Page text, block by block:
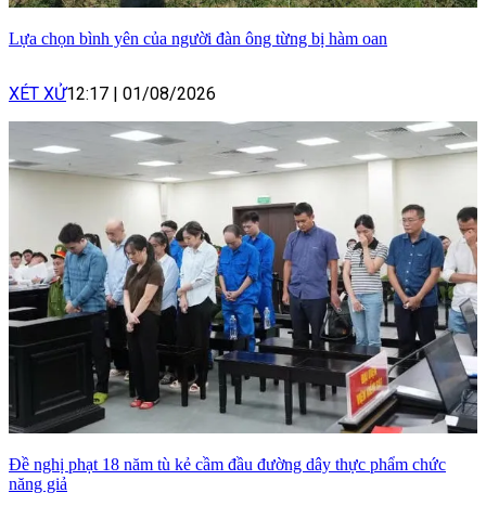
Lựa chọn bình yên của người đàn ông từng bị hàm oan
XÉT XỬ12:17 01/08/2026
Đề nghị phạt 18 năm tù kẻ cầm đầu đường dây thực phẩm chức
năng giả